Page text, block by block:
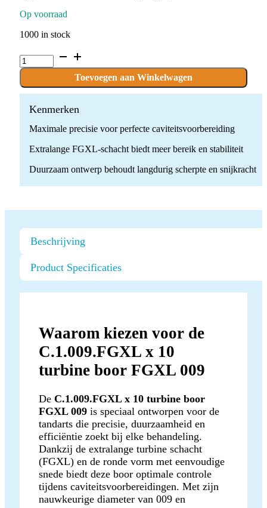
Op voorraad
1000 in stock
C.1.009.FGXL
x
Boren
quantity
Toevoegen aan Winkelwagen
Kenmerken
Maximale precisie voor perfecte caviteitsvoorbereiding
Extralange FGXL-schacht biedt meer bereik en stabiliteit
Duurzaam ontwerp behoudt langdurig scherpte en snijkracht
Beschrijving
Product Specificaties
Waarom kiezen voor de
C.1.009.FGXL x 10
turbine boor FGXL 009
De C.1.009.FGXL x 10 turbine boor
FGXL 009 is speciaal ontworpen voor de
tandarts die precisie, duurzaamheid en
efficiëntie zoekt bij elke behandeling.
Dankzij de extralange turbine schacht
(FGXL) en de ronde vorm met eenvoudige
snede biedt deze boor optimale controle
tijdens caviteitsvoorbereidingen. Met zijn
nauwkeurige diameter van 009 en